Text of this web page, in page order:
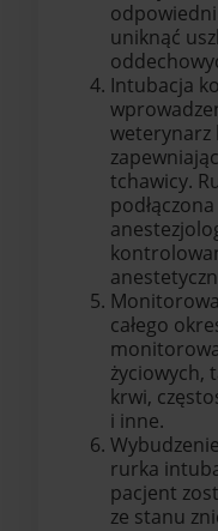
uniknąć
Intubacja
weterynarz
tchawicy.
całego
życiowych,
krwi,
i inne.
rurka
pacjent
ze stanu